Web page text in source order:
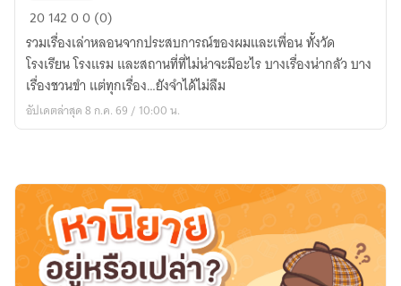
เล่า
เรื่อง(หลอน)ของ
ผม
กับ
เพื่อน
2014200 (0)
รวมเรื่องเล่าหลอนจากประสบการณ์ของผมและเพื่อน ทั้งวัด
โรงเรียน โรงแรม และสถานที่ที่ไม่น่าจะมีอะไร บางเรื่องน่ากลัว บาง
เรื่องชวนขำ แต่ทุกเรื่อง…ยังจำได้ไม่ลืม
อัปเดตล่าสุด 8 ก.ค. 69 / 10:00 น.